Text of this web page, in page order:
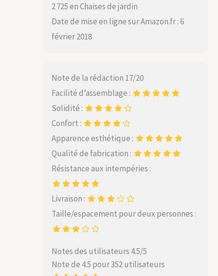
2 725 en Chaises de jardin
Date de mise en ligne sur Amazon.fr : 6
février 2018
Note de la rédaction 17/20
Facilité d’assemblage :
Solidité :
Confort :
Apparence esthétique :
Qualité de fabrication :
Résistance aux intempéries :
Livraison :
Taille/espacement pour deux personnes :
Notes des utilisateurs 4.5/5
Note de 4.5 pour 352 utilisateurs